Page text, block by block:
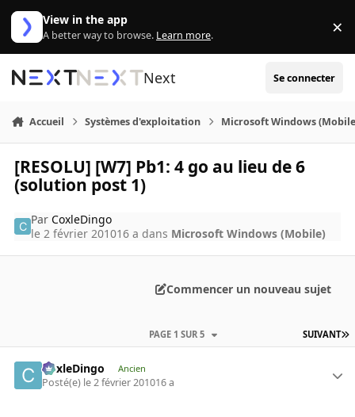
Aller au contenu
View in the app
A better way to browse. Learn more. ×
Next Se connecter
Accueil Systèmes d'exploitation Microsoft Windows
[RESOLU] [W7] Pb1: 4 go au lieu de 6
(solution post 1)
ParCoxleDingo
le 2 février 201016 a dans Microsoft Windows (Mobile)
Commencer un nouveau sujet
SUIVANT
PAGE 1 SUR 5
CoxleDingo Ancien
Posté(e) le 2 février 201016 a